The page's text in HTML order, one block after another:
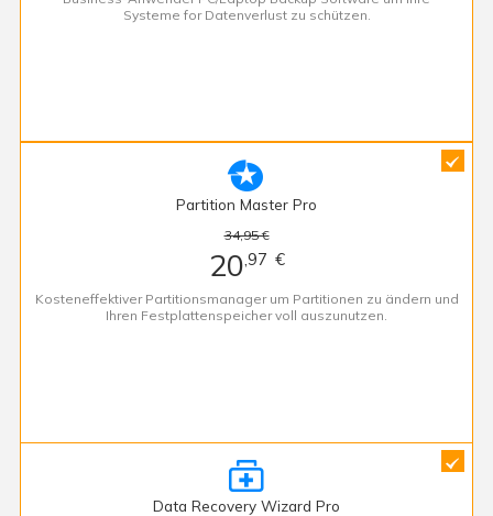
Systeme for Datenverlust zu schützen.

Partition Master Pro
34,95 €
20,97 €
Kosteneffektiver Partitionsmanager um Partitionen zu ändern und
Ihren Festplattenspeicher voll auszunutzen.

Data Recovery Wizard Pro